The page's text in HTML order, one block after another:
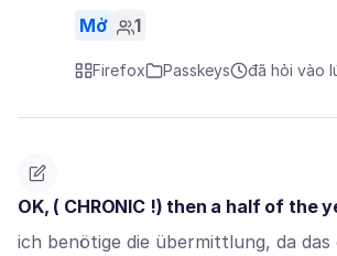
Mở 1
Firefox Passkeys đã hỏi vào
OK, ( CHRONIC !) then a half of the
ich benötige die übermittlung, da das